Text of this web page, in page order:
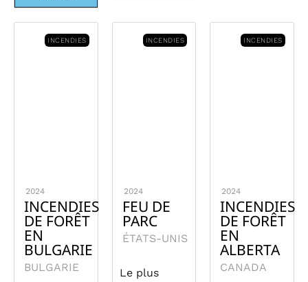
INCENDIES
2024
INCENDIES
DE FORÊT
EN
BULGARIE
BULGARIE
INCENDIES
2024
FEU DE
PARC
ÉTATS-UNIS
Le plus
INCENDIES
2024
INCENDIES
DE FORÊT
EN
ALBERTA
CANADA